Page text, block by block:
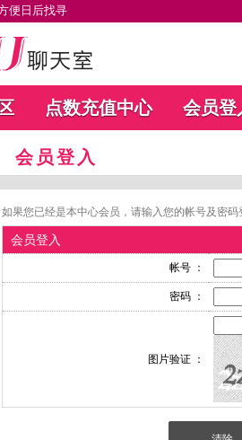
便日后找寻
点数充值中心 会员登
会员登入
如果您已经是本中心会员，请输入您的帐号及密
会员登入
帐号 ：
密码 ：
图片验证 ：